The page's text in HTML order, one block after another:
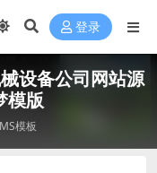
登录
设备公司网站源
模版
模板